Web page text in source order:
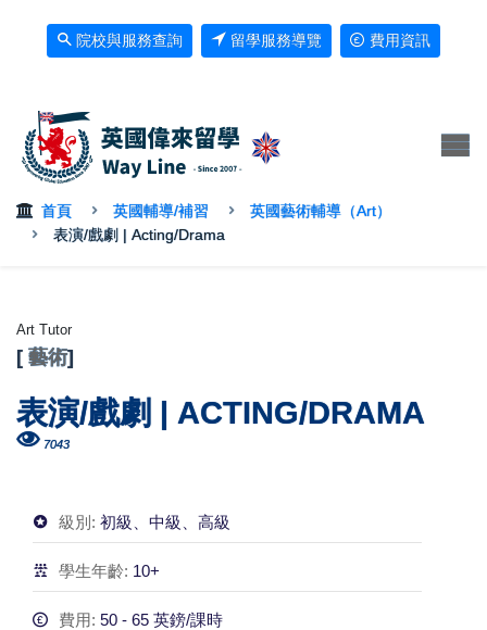
院校與服務查詢 留學服務導覽 費用資訊
首頁 英國輔導/補習
英國藝術輔導（Art）
表演/戲劇 | Acting/Drama
Art Tutor
[ 藝術]
表演/戲劇 | ACTING/DRAMA
7043
級別: 初級、中級、高級
學生年齡: 10+
費用: 50 - 65 英鎊/課時